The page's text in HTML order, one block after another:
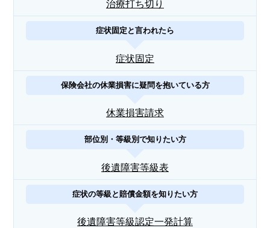
治療打ち切り
症状固定と言われたら
症状固定
保険会社の休業損害に疑問を抱いている方
休業損害請求
部位別・等級別で知りたい方
後遺障害等級表
症状の等級と賠償金額を知りたい方
後遺障害等級認定一発計算